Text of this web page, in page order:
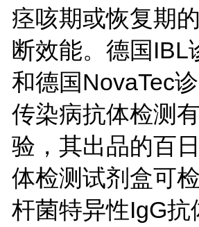
痉咳期或恢复期
断效能。德国IBL
和德国NovaTec
传染病抗体检测
验，其出品的百
体检测试剂盒可
杆菌特异性IgG抗